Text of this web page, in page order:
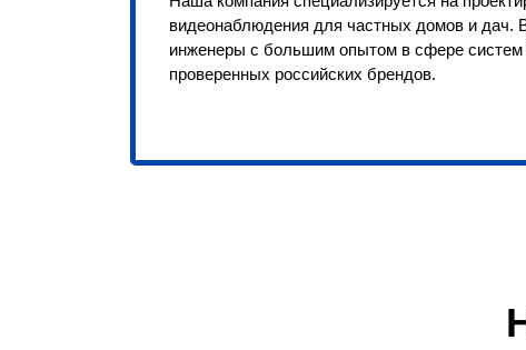
видеонаблюдения для частных домов и
инженеры с большим опытом в сфере
проверенных российских брендов.